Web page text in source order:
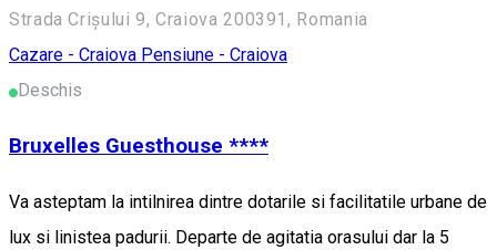
Strada Crișului 9, Craiova 200391, Romania
Cazare - Craiova Pensiune - Craiova
Deschis
Bruxelles Guesthouse ****
Va asteptam la intilnirea dintre dotarile si facilitatile urbane de
lux si linistea padurii. Departe de agitatia orasului dar la 5